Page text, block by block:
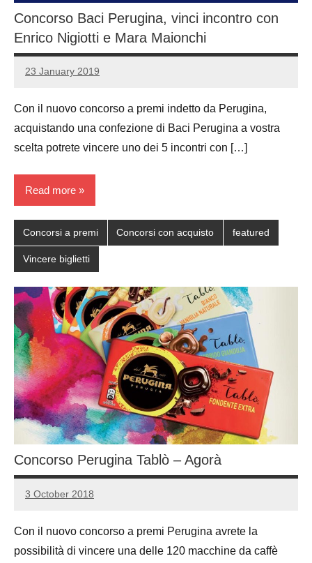
Concorso Baci Perugina, vinci incontro con
Enrico Nigiotti e Mara Maionchi
23 January 2019
Luca
No
Con il nuovo concorso a premi indetto da Perugina,
acquistando una confezione di Baci Perugina a vostra
scelta potrete vincere uno dei 5 incontri con […]
Read more
Concorsi a premi Concorsi con acquisto featured
Vincere biglietti
Concorso Perugina Tablò – Agorà
3 October 2018
Luca
No
Con il nuovo concorso a premi Perugina avrete la
possibilità di vincere una delle 120 macchine da caffè